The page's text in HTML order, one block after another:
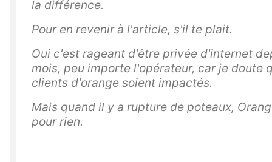
la différence.
Pour en revenir à l'article, s'il te plait.
Oui c'est rageant d'être privée d'internet
mois, peu importe l'opérateur, car je doute
clients d'orange soient impactés.
Mais quand il y a rupture de poteaux,
pour rien.